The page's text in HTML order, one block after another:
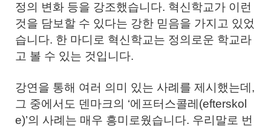
정의 변화 등을 강조했습니다. 혁신학교가 이런
것을 담보할 수 있다는 강한 믿음을 가지고 있었
습니다. 한 마디로 혁신학교는 정의로운 학교라
고 볼 수 있는 것입니다.
강연을 통해 여러 의미 있는 사례를 제시했는데,
그 중에서도 덴마크의 ‘에프터스콜레(efterskol
e)’의 사례는 매우 흥미로웠습니다. 우리말로 번